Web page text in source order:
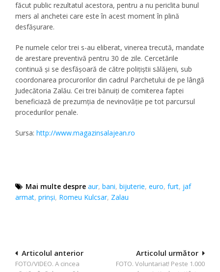
făcut public rezultatul acestora, pentru a nu periclita bunul
mers al anchetei care este în acest moment în plină
desfășurare.
Pe numele celor trei s-au eliberat, vinerea trecută, mandate
de arestare preventivă pentru 30 de zile. Cercetările
continuă și se desfășoară de către polițiștii sălăjeni, sub
coordonarea procurorilor din cadrul Parchetului de pe lângă
Judecătoria Zalău. Cei trei bănuiți de comiterea faptei
beneficiază de prezumția de nevinovăție pe tot parcursul
procedurilor penale.
Sursa:http://www.magazinsalajean.ro
Mai multe despre aur,bani,bijuterie,euro,furt, jaf
armat,prinși, Romeu Kulcsar, Zalau
Navigare
în
Articolul următor
FOTO. Voluntariat! Peste 1.000
Articolul anterior
FOTO/VIDEO. A cincea